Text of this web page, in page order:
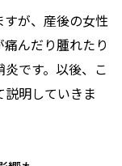
が、産後の女性
んだり腫れたり
です。以後、こ
明していきま